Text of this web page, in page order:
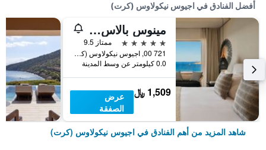
أفضل الفنادق في اجيوس نيكولاوس (كرت)
مينوس بالاس ريزورت - لبالغين فقط
5 نجوم
ممتاز 9.5
721 00, اجيوس نيكولاوس (كرت), اليونان
0.0 كيلومتر عن وسط المدينة
1,509 ﷼
عرض
الصفقة
شاهد المزيد من أهم الفنادق في اجيوس نيكولاوس (كرت)